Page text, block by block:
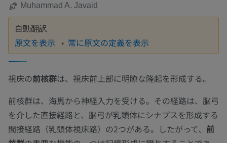
Muhammad A. Javaid
自動翻訳
原文を表示 常に原文の定義を表示
視床の前核群は、視床前上部に明瞭な隆起を形成する。
前核群は、海馬から神経入力を受ける。その経路は、脳弓
を介した直接経路と、脳弓が乳頭体にシナプスを形成する
間接経路（乳頭体視床路）の2つがある。したがって、 前